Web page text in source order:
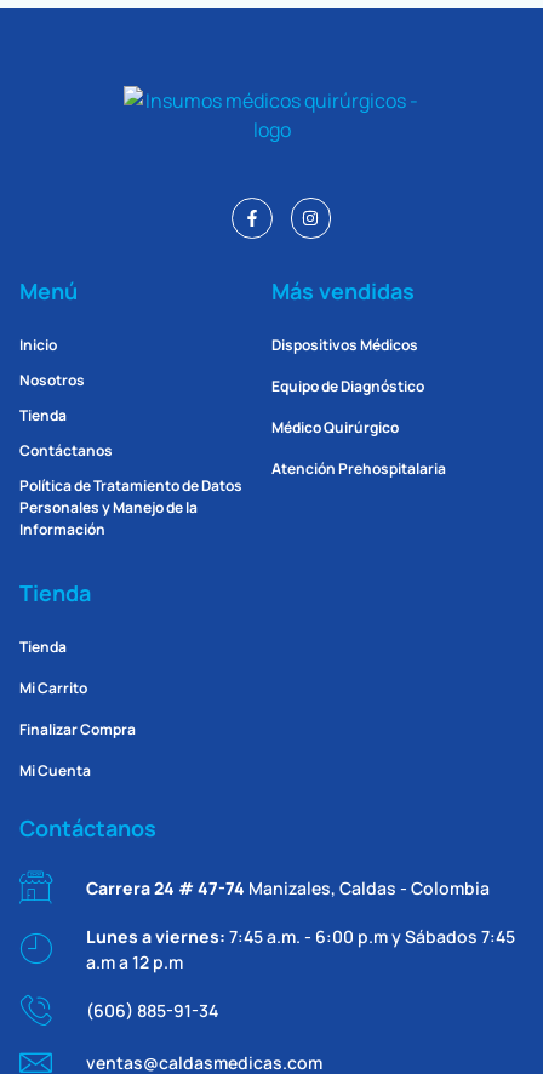
Menú
Inicio
Nosotros
Tienda
Contáctanos
Política de Tratamiento de Datos
Personales y Manejo de la
Información
Más vendidas
Dispositivos Médicos
Equipo de Diagnóstico
Médico Quirúrgico
Atención Prehospitalaria
Tienda
Tienda
Mi Carrito
Finalizar Compra
Mi Cuenta
Contáctanos
Carrera 24 # 47-74 Manizales, Caldas - Colombia
Lunes a viernes: 7:45 a.m. - 6:00 p.m y Sábados 7:45
a.m a 12 p.m
(606) 885-91-34
ventas@caldasmedicas.com